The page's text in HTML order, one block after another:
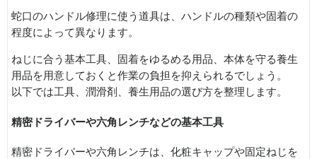
蛇口のハンドル修理に使う道具は、ハンドルの種類や固着の
程度によって異なります。
ねじに合う基本工具、固着をゆるめる用品、本体を守る養生
用品を用意しておくと作業の負担を抑えられるでしょう。
以下では工具、潤滑剤、養生用品の選び方を整理します。
精密ドライバーや六角レンチなどの基本工具
精密ドライバーや六角レンチは、化粧キャップや固定ねじを